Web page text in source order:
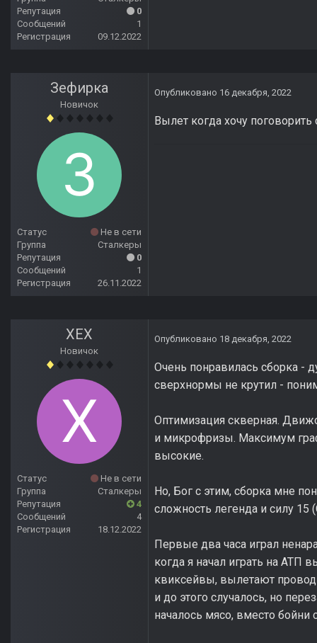
Репутация
0
Сообщений
1
Регистрация
09.12.2022
Зефирка
Новичок
Статус
Не в сети
Группа
Сталкеры
Репутация
0
Сообщений
1
Регистрация
26.11.2022
Опубликовано 16 декабря, 2022
Вылет когда хочу
ХЕХ
Новичок
Статус
Не в сети
Группа
Сталкеры
Репутация
4
Сообщений
4
Регистрация
18.12.2022
Опубликовано 18 декабря, 2022
Очень понравилась сборка -
сверхнормы не крутил -
Оптимизация скверная.
и микрофризы. Максимум
высокие.
Но, Бог с этим, сборка мне
сложность легенда и силу
Первые два часа играл
когда я начал играть на АТП
квиксейвы, вылетают
и до этого случалось, но
началось мясо, вместо